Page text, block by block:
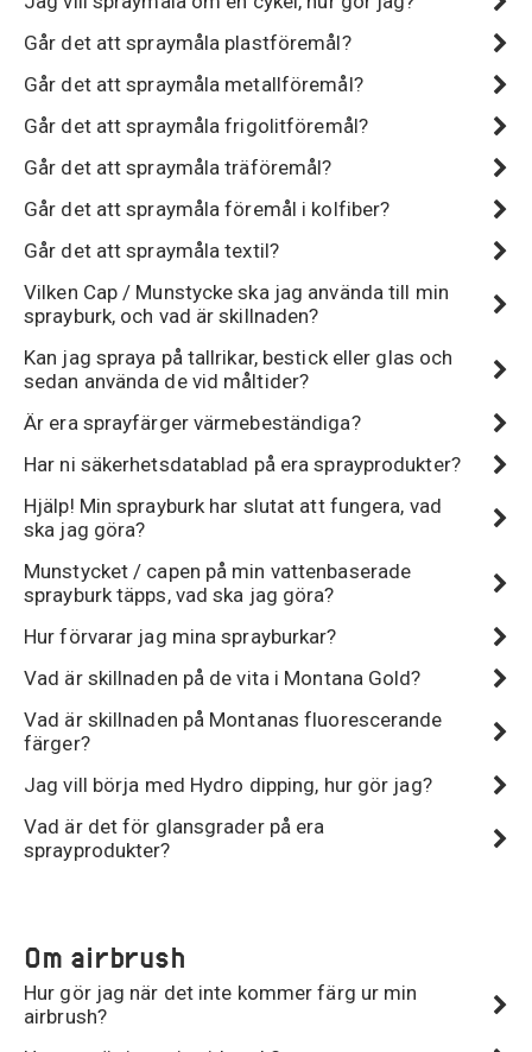
Går det att spraymåla plastföremål?
Går det att spraymåla metallföremål?
Går det att spraymåla frigolitföremål?
Går det att spraymåla träföremål?
Går det att spraymåla föremål i kolfiber?
Går det att spraymåla textil?
Vilken Cap / Munstycke ska jag använda till min
sprayburk, och vad är skillnaden?
Kan jag spraya på tallrikar, bestick eller glas och
sedan använda de vid måltider?
Är era sprayfärger värmebeständiga?
Har ni säkerhetsdatablad på era sprayprodukter?
Hjälp! Min sprayburk har slutat att fungera, vad
ska jag göra?
Munstycket / capen på min vattenbaserade
sprayburk täpps, vad ska jag göra?
Hur förvarar jag mina sprayburkar?
Vad är skillnaden på de vita i Montana Gold?
Vad är skillnaden på Montanas fluorescerande
färger?
Jag vill börja med Hydro dipping, hur gör jag?
Vad är det för glansgrader på era
sprayprodukter?
Om airbrush
Hur gör jag när det inte kommer färg ur min
airbrush?